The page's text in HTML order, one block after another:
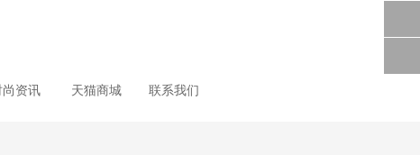
尚资讯 天猫商城 联系我们